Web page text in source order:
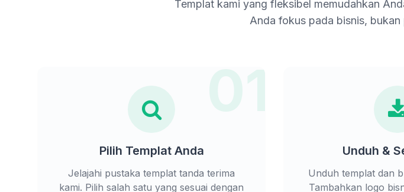
Templat kami yang fleksibel memudahkan
Anda fokus pada bisnis,
01
Pilih Templat Anda
Jelajahi pustaka templat tanda terima
kami. Pilih salah satu yang sesuai dengan
Unduh &
Unduh templat dan
Tambahkan logo